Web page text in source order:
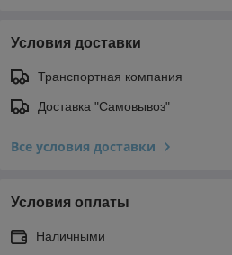
Условия доставки
Транспортная компания
Доставка "Самовывоз"
Все условия доставки
Условия оплаты
Наличными